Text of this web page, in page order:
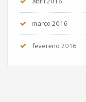
março 2016
fevereiro 2016